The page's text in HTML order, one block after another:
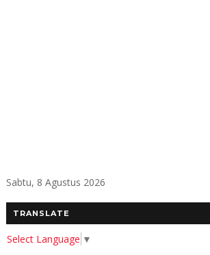
Sabtu, 8 Agustus 2026
TRANSLATE
Select Language ▼